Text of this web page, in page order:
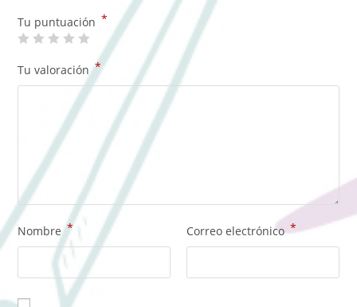
Tu puntuación *
Tu valoración*
Nombre* Correo electrónico*